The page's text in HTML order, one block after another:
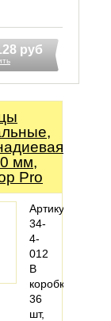
руб
мм,
Pro
Артикул:
34-
4-
012
В
коробке:
36
шт,